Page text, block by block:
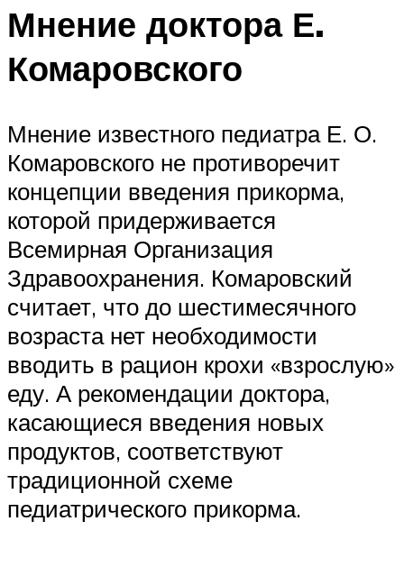
Мнение доктора Е.
Комаровского
Мнение известного педиатра Е. О.
Комаровского не противоречит
концепции введения прикорма,
которой придерживается
Всемирная Организация
Здравоохранения. Комаровский
считает, что до шестимесячного
возраста нет необходимости
вводить в рацион крохи «взрослую»
еду. А рекомендации доктора,
касающиеся введения новых
продуктов, соответствуют
традиционной схеме
педиатрического прикорма.